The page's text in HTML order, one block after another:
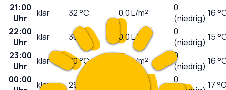
21:00
Uhr
klar 32°C 0,0L/m²
0
(niedrig) 16
22:00
Uhr
klar 30 °C 0,0L/m²
0
(niedrig) 15
23:00
Uhr
klar 30°C L/m²
0
(niedrig) 16
00:00 klar 29
0
17